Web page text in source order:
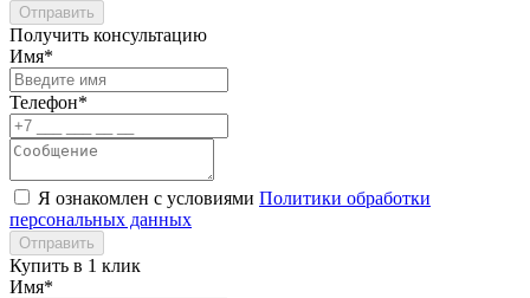
Отправить
Получить консультацию
Имя*
Телефон*
Я ознакомлен с условиями Политики обработки
персональных данных
Отправить
Купить в 1 клик
Имя*